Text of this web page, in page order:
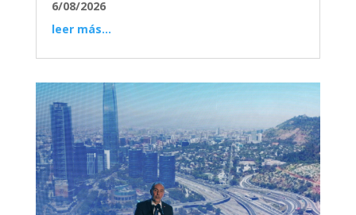
6/08/2026
leer más...